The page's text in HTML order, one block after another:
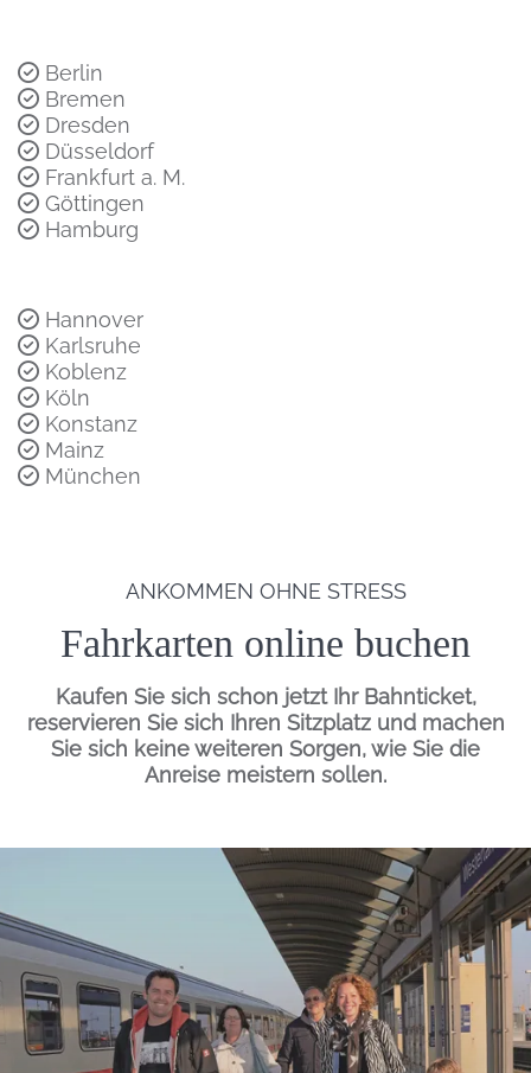
Berlin
Bremen
Dresden
Düsseldorf
Frankfurt a. M.
Göttingen
Hamburg
Hannover
Karlsruhe
Koblenz
Köln
Konstanz
Mainz
München
Einleitung
ANKOMMEN OHNE STRESS
Fahrkarten online buchen
Kaufen Sie sich schon jetzt Ihr Bahnticket,
reservieren Sie sich Ihren Sitzplatz und machen
Sie sich keine weiteren Sorgen, wie Sie die
Anreise meistern sollen.